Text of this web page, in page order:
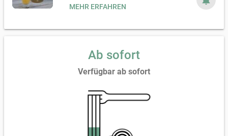
MEHR ERFAHREN
Ab sofort
Verfügbar ab sofort